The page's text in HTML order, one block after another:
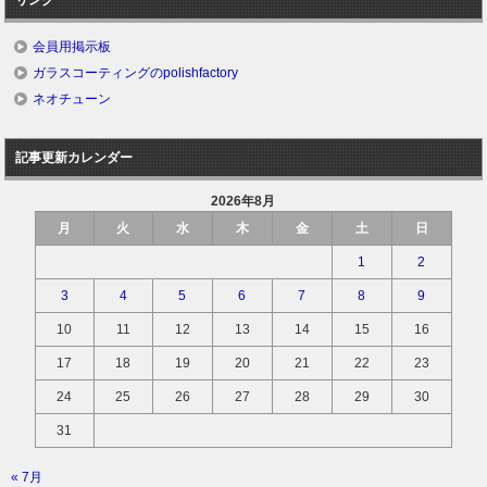
会員用掲示板
ガラスコーティングのpolishfactory
ネオチューン
記事更新カレンダー
2026年8月
月
火 水 木 金 土 日
1 2
3 4 5 6 7 8 9
10 11 12 13 14 15 16
17 18 19 20 21 22 23
24 25 26 27 28 29 30
31
« 7月